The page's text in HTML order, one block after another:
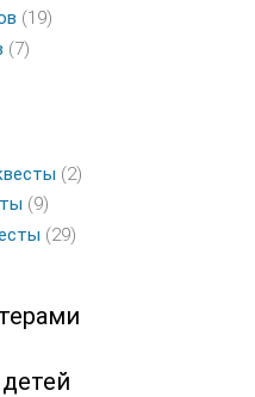
(19)
(7)
(2)
(9)
(29)